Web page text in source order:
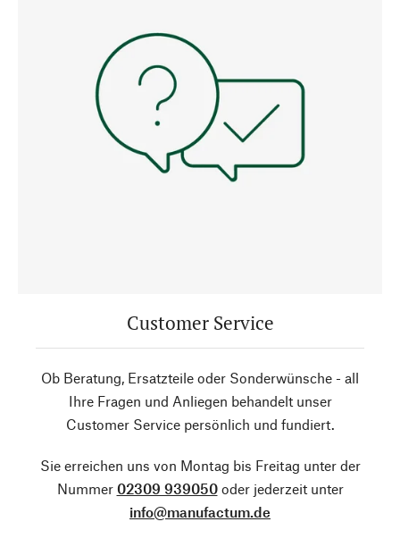
Customer Service
Ob Beratung, Ersatzteile oder Sonderwünsche - all
Ihre Fragen und Anliegen behandelt unser
Customer Service persönlich und fundiert.
Sie erreichen uns von Montag bis Freitag unter der
Nummer 02309 939050oder jederzeit unter
info@manufactum.de